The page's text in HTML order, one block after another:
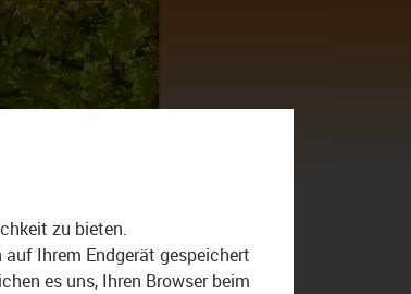
zu bieten.
Ihrem Endgerät gespeichert
es uns, Ihren Browser beim